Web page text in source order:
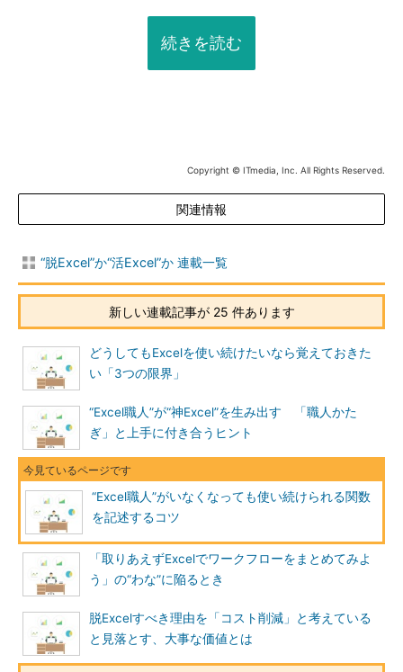
続きを読む
Copyright © ITmedia, Inc. All Rights Reserved.
関連情報
“脱Excel”か“活Excel”か 連載一覧
新しい連載記事が 25 件あります
どうしてもExcelを使い続けたいなら覚えておきた
い「3つの限界」
“Excel職人”が“神Excel”を生み出す 「職人かた
ぎ」と上手に付き合うヒント
“Excel職人”がいなくなっても使い続けられる関数
を記述するコツ
「取りあえずExcelでワークフローをまとめてみよ
う」の“わな”に陥るとき
脱Excelすべき理由を「コスト削減」と考えている
と見落とす、大事な価値とは